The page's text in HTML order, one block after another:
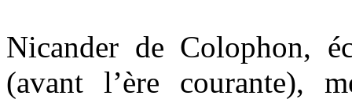
Nicander de Colophon,
(avant l’ère courante),